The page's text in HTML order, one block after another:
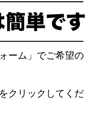
ーム」でご希望の
クリックしてくだ